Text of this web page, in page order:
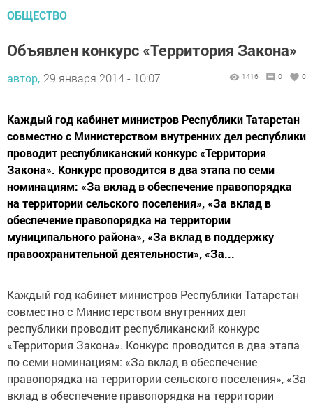
ОБЩЕСТВО
Объявлен конкурс «Территория Закона»
автор, 29 января 2014 - 10:07 1416 0 0
Каждый год кабинет министров Республики Татарстан
совместно с Министерством внутренних дел республики
проводит республиканский конкурс «Территория
Закона». Конкурс проводится в два этапа по семи
номинациям: «За вклад в обеспечение правопорядка
на территории сельского поселения», «За вклад в
обеспечение правопорядка на территории
муниципального района», «За вклад в поддержку
правоохранительной деятельности», «За...
Каждый год кабинет министров Республики Татарстан
совместно с Министерством внутренних дел
республики проводит республиканский конкурс
«Территория Закона». Конкурс проводится в два этапа
по семи номинациям: «За вклад в обеспечение
правопорядка на территории сельского поселения», «За
вклад в обеспечение правопорядка на территории